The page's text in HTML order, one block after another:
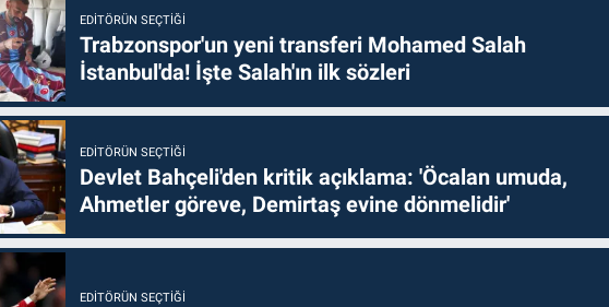
EDITÖRÜN SEÇTIĞI
Trabzonspor'un yeni transferi Mohamed Salah
İstanbul'da! İşte Salah'ın ilk sözleri
EDITÖRÜN SEÇTIĞI
Devlet Bahçeli'den kritik açıklama: 'Öcalan umuda,
Ahmetler göreve, Demirtaş evine dönmelidir'
EDITÖRÜN SEÇTIĞI